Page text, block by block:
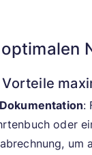
:
oder
um